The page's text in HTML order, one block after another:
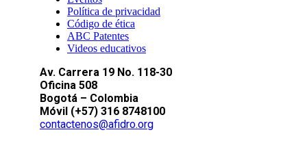
Política de privacidad
Código de ética
ABC Patentes
Videos educativos
Av. Carrera 19 No. 118-30
Oficina 508
Bogotá – Colombia
Móvil (+57) 316 8748100
contactenos@afidro.org